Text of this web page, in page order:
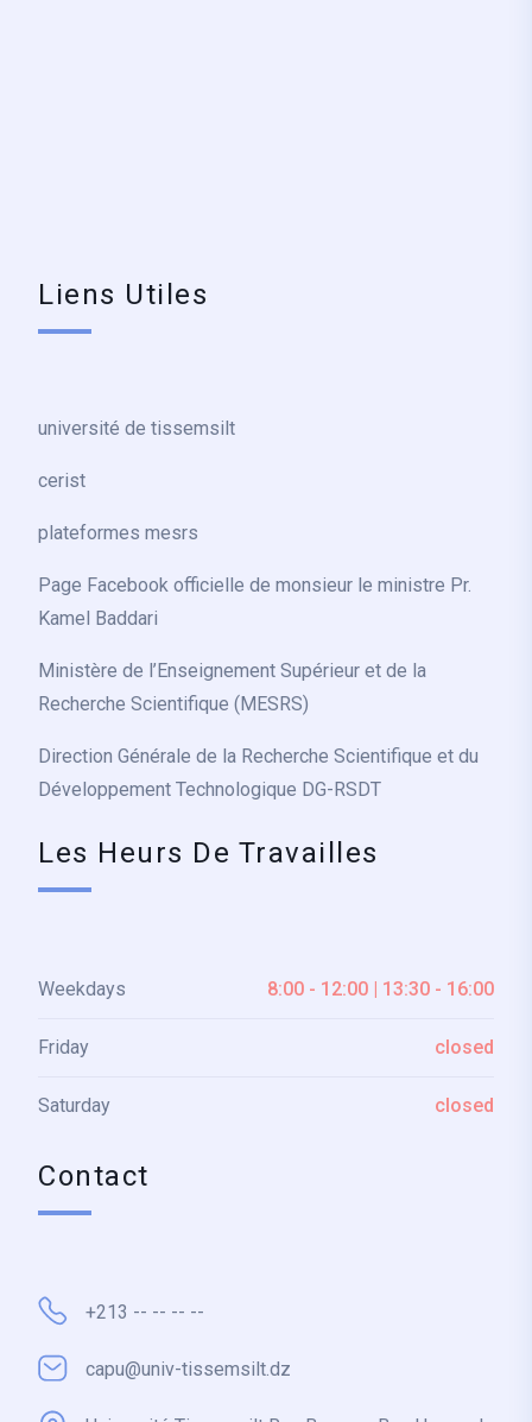
Liens Utiles
université de tissemsilt
cerist
plateformes mesrs
Page Facebook officielle de monsieur le ministre Pr.
Kamel Baddari
Ministère de l’Enseignement Supérieur et de la
Recherche Scientifique (MESRS)
Direction Générale de la Recherche Scientifique et du
Développement Technologique DG-RSDT
Les Heurs De Travailles
Weekdays 8:00 - 12:00 | 13:30 - 16:00
Friday closed
Saturday closed
Contact
+213 -- -- -- --
capu@univ-tissemsilt.dz